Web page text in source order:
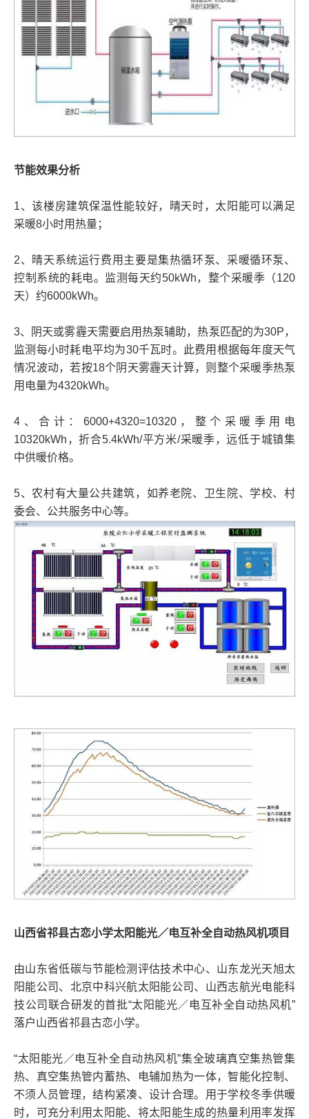
节能效果分析
1、该楼房建筑保温性能较好，晴天时，太阳能可以满足
采暖8小时用热量；
2、晴天系统运行费用主要是集热循环泵、采暖循环泵、
控制系统的耗电。监测每天约50kWh，整个采暖季（120
天）约6000kWh。
3、阴天或雾霾天需要启用热泵辅助，热泵匹配的为30P，
监测每小时耗电平均为30千瓦时。此费用根据每年度天气
情况波动，若按18个阴天雾霾天计算，则整个采暖季热泵
用电量为4320kWh。
4、合计：6000+4320=10320，整个采暖季用电
10320kWh，折合5.4kWh/平方米/采暖季，远低于城镇集
中供暖价格。
5、农村有大量公共建筑，如养老院、卫生院、学校、村
委会、公共服务中心等。
山西省祁县古恋小学太阳能光／电互补全自动热风机项目
由山东省低碳与节能检测评估技术中心、山东龙光天旭太
阳能公司、北京中科兴航太阳能公司、山西志航光电能科
技公司联合研发的首批“太阳能光／电互补全自动热风机”
落户山西省祁县古恋小学。
“太阳能光／电互补全自动热风机”集全玻璃真空集热管集
热、真空集热管内蓄热、电辅加热为一体，智能化控制、
不须人员管理，结构紧凑、设计合理。用于学校冬季供暖
时，可充分利用太阳能、将太阳能生成的热量利用率发挥